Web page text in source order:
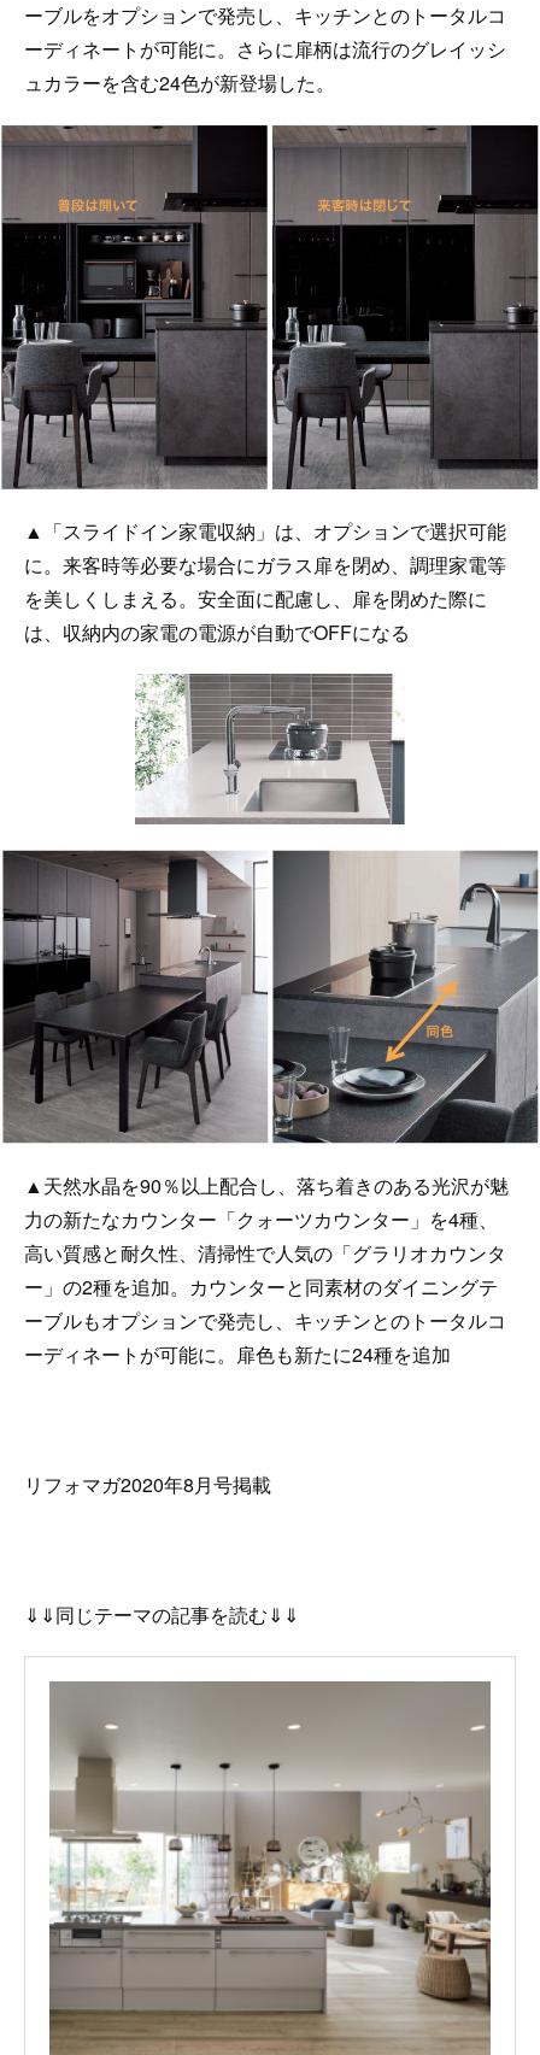
ーブルをオプションで発売し、キッチンとのトータルコ
ーディネートが可能に。さらに扉柄は流行のグレイッシ
ュカラーを含む24色が新登場した。
▲「スライドイン家電収納」は、オプションで選択可能
に。来客時等必要な場合にガラス扉を閉め、調理家電等
を美しくしまえる。安全面に配慮し、扉を閉めた際に
は、収納内の家電の電源が自動でOFFになる
▲天然水晶を90％以上配合し、落ち着きのある光沢が魅
力の新たなカウンター「クォーツカウンター」を4種、
高い質感と耐久性、清掃性で人気の「グラリオカウンタ
ー」の2種を追加。カウンターと同素材のダイニングテ
ーブルもオプションで発売し、キッチンとのトータルコ
ーディネートが可能に。扉色も新たに24種を追加
リフォマガ2020年8月号掲載
⇓⇓同じテーマの記事を読む⇓⇓